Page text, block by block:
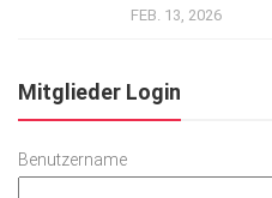
FEB. 13, 2026
Mitglieder Login
Benutzername